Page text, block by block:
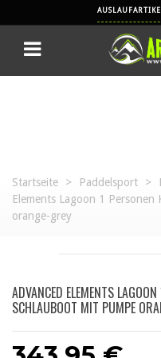
Startseite > Paddelsport >
Elements Lagoon 1
orange-grey
ADVANCED ELEMENTS
SCHLAUBOOT MIT PUMPE